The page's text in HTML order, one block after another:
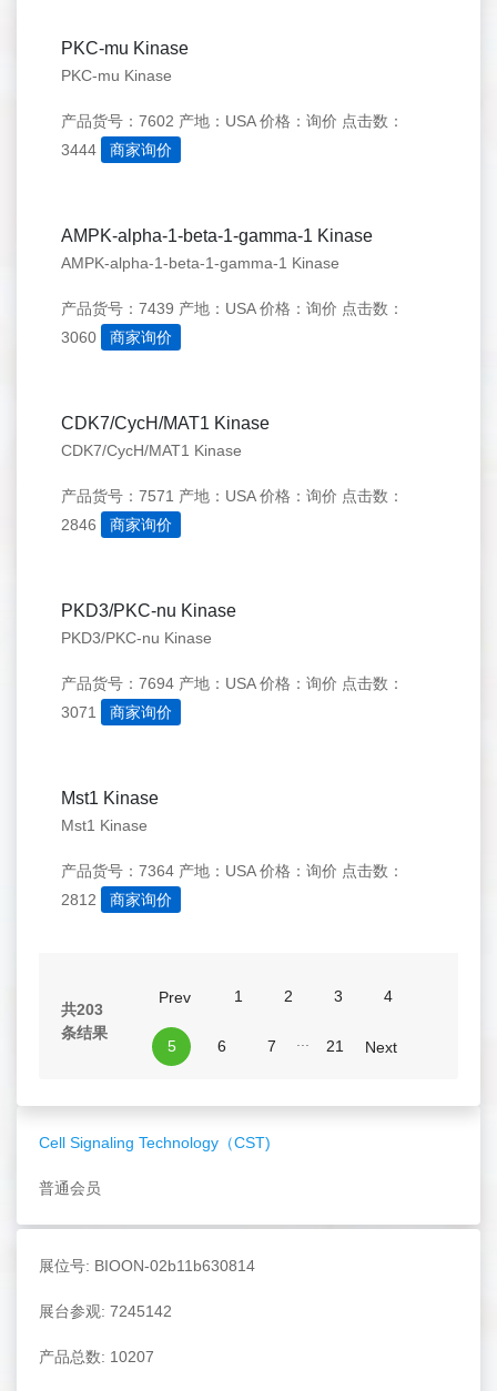
Cell Signaling Technology（CST)
普通会员
展位号: BIOON-02b11b630814
展台参观: 7245142
产品总数: 10207
PKC-mu Kinase
PKC-mu Kinase
产品货号：7602 产地：USA 价格：询价 点击数：
3444
商家询价
AMPK-alpha-1-beta-1-gamma-1 Kinase
AMPK-alpha-1-beta-1-gamma-1 Kinase
产品货号：7439 产地：USA 价格：询价 点击数：
3060
商家询价
CDK7/CycH/MAT1 Kinase
CDK7/CycH/MAT1 Kinase
产品货号：7571 产地：USA 价格：询价 点击数：
2846
商家询价
PKD3/PKC-nu Kinase
PKD3/PKC-nu Kinase
产品货号：7694 产地：USA 价格：询价 点击数：
3071
商家询价
Mst1 Kinase
Mst1 Kinase
产品货号：7364 产地：USA 价格：询价 点击数：
2812
商家询价
共203
条结果
Prev 1 2 3 4
5 6 7 21 Next